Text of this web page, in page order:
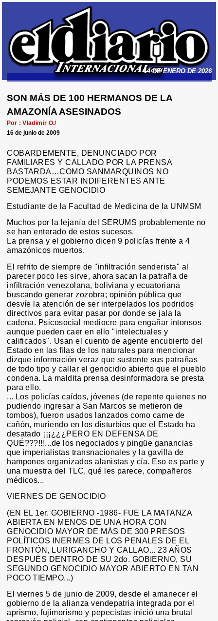
14 DE ENERO DE 2026
SON MÁS DE 100 HERMANOS DE LA
AMAZONÍA ASESINADOS
Por : Vladimir O./
16 de junio de 2009
COBARDEMENTE, DENUNCIADO POR
FAMILIARES Y CALLADO POR LA PRENSA
BASTARDA…COMO SANMARQUINOS NO
PODEMOS ESTAR INDIFERENTES ANTE
SEMEJANTE GENOCIDIO
Estudiante de la Facultad de Medicina de la UNMSM
Muchos por la lejanía del SERUMS probablemente no
se han enterado de estos sucesos.
La prensa y el gobierno dicen 9 policías frente a 4
amazónicos muertos.
El refrito de siempre de "infiltración senderista" al
parecer poco les sirve, ahora sacan la patraña de
infiltración venezolana, boliviana y ecuatoriana
buscando generar zozobra; opinión pública que
desvíe la atención de ser interpelados los podridos
directivos para evitar pasar por donde se jala la
cadena. Psicosocial mediocre para engañar intonsos
aunque pueden caer en ello "intelectuales y
calificados". Usan el cuento de agente encubierto del
Estado en las filas de los naturales para mencionar
dizque información veraz que sustente sus patrañas
de todo tipo y callar el genocidio abierto que el pueblo
condena. La maldita prensa desinformadora se presta
para ello.
... Los policías caídos, jóvenes (de repente quienes no
pudiendo ingresar a San Marcos se metieron de
tombos), fueron usados lanzados como carne de
cañón, muriendo en los disturbios que el Estado ha
desatado ¡¡¡¿¿¿PERO EN DEFENSA DE
QUÉ???!!!...de los negociados y pingüe ganancias
que imperialistas transnacionales y la gavilla de
hampones organizados alanistas y cía. Eso es parte y
una muestra del TLC, qué les parece, compañeros
médicos...
VIERNES DE GENOCIDIO
(EN EL 1er. GOBIERNO -1986- FUE LA MATANZA
ABIERTA EN MENOS DE UNA HORA CON
GENOCIDIO MAYOR DE MÁS DE 300 PRESOS
POLÍTICOS INERMES DE LOS PENALES DE EL
FRONTÓN, LURIGANCHO Y CALLAO... 23 AÑOS
DESPUÉS DENTRO DE SU 2do. GOBIERNO, SU
SEGUNDO GENOCIDIO MAYOR ABIERTO EN TAN
POCO TIEMPO...)
El viernes 5 de junio de 2009, desde el amanecer el
gobierno de la alianza vendepatria integrada por el
aprismo, fujimorismo y pepecistas inició una brutal